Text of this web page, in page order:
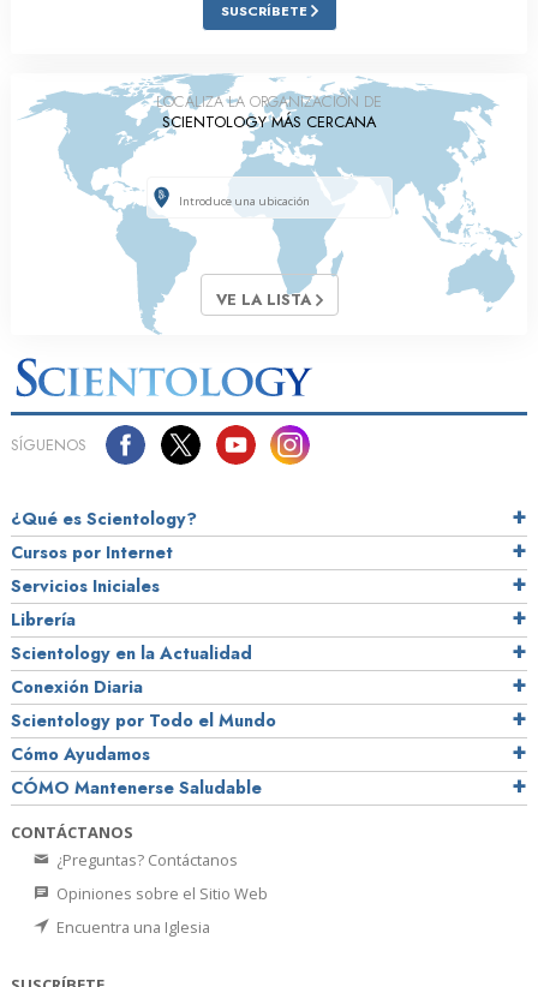
SUSCRÍBETE
LOCALIZA LA ORGANIZACIÓN DE
SCIENTOLOGY MÁS CERCANA
VE LA LISTA
SÍGUENOS
¿Qué es Scientology?
Cursos por Internet
Servicios Iniciales
Librería
Scientology en la Actualidad
Conexión Diaria
Scientology por Todo el Mundo
Cómo Ayudamos
CÓMO Mantenerse Saludable
CONTÁCTANOS
¿Preguntas? Contáctanos
Opiniones sobre el Sitio Web
Encuentra una Iglesia